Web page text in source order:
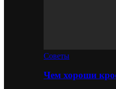
Советы
Чем хороши